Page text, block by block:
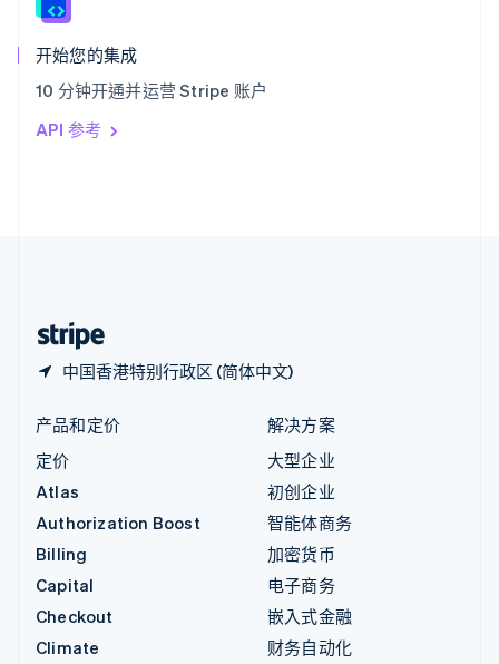
开始您的集成
10 分钟开通并运营 Stripe 账户
API 参考
中国香港特别行政区 (简体中文)
匈牙利
English
ItalianoEnglish
印度
English
产品和定价
定价
Atlas
Authorization Boost
Billing
Capital
Checkout
Climate
解决方案
大型企业
初创企业
智能体商务
加密货币
电子商务
嵌入式金融
财务自动化